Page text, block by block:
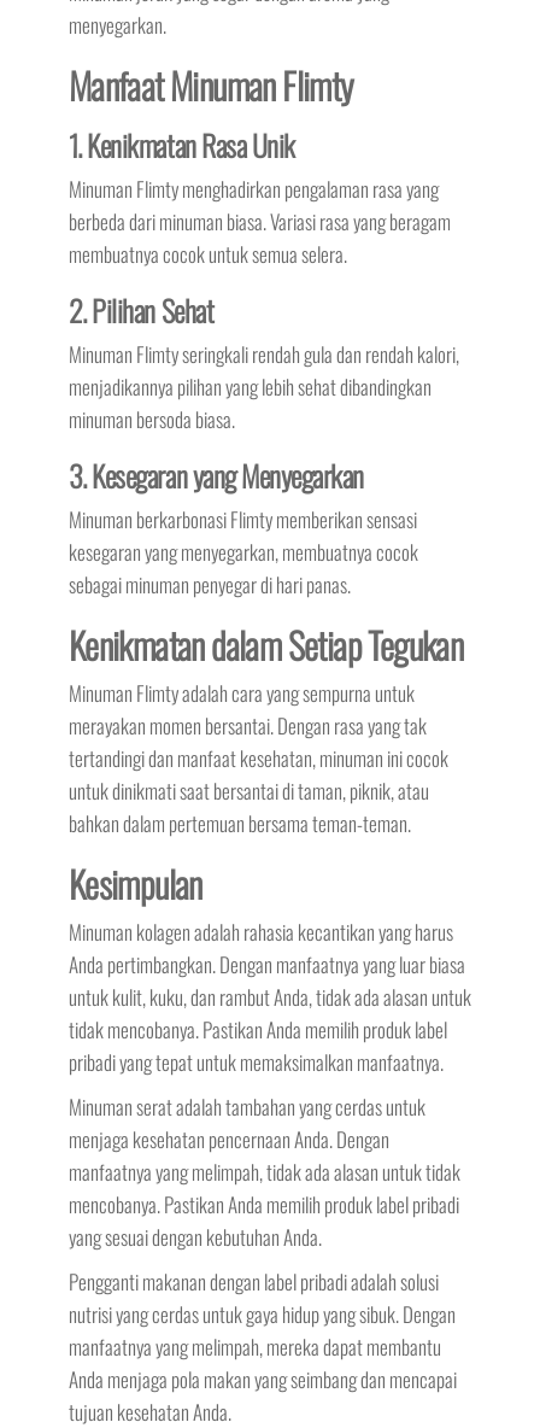
menyegarkan.
Manfaat Minuman Flimty
1. Kenikmatan Rasa Unik
Minuman Flimty menghadirkan pengalaman rasa yang
berbeda dari minuman biasa. Variasi rasa yang beragam
membuatnya cocok untuk semua selera.
2. Pilihan Sehat
Minuman Flimty seringkali rendah gula dan rendah kalori,
menjadikannya pilihan yang lebih sehat dibandingkan
minuman bersoda biasa.
3. Kesegaran yang Menyegarkan
Minuman berkarbonasi Flimty memberikan sensasi
kesegaran yang menyegarkan, membuatnya cocok
sebagai minuman penyegar di hari panas.
Kenikmatan dalam Setiap Tegukan
Minuman Flimty adalah cara yang sempurna untuk
merayakan momen bersantai. Dengan rasa yang tak
tertandingi dan manfaat kesehatan, minuman ini cocok
untuk dinikmati saat bersantai di taman, piknik, atau
bahkan dalam pertemuan bersama teman-teman.
Kesimpulan
Minuman kolagen adalah rahasia kecantikan yang harus
Anda pertimbangkan. Dengan manfaatnya yang luar biasa
untuk kulit, kuku, dan rambut Anda, tidak ada alasan untuk
tidak mencobanya. Pastikan Anda memilih produk label
pribadi yang tepat untuk memaksimalkan manfaatnya.
Minuman serat adalah tambahan yang cerdas untuk
menjaga kesehatan pencernaan Anda. Dengan
manfaatnya yang melimpah, tidak ada alasan untuk tidak
mencobanya. Pastikan Anda memilih produk label pribadi
yang sesuai dengan kebutuhan Anda.
Pengganti makanan dengan label pribadi adalah solusi
nutrisi yang cerdas untuk gaya hidup yang sibuk. Dengan
manfaatnya yang melimpah, mereka dapat membantu
Anda menjaga pola makan yang seimbang dan mencapai
tujuan kesehatan Anda.